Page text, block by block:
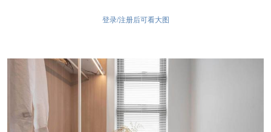
登录/注册后可看大图